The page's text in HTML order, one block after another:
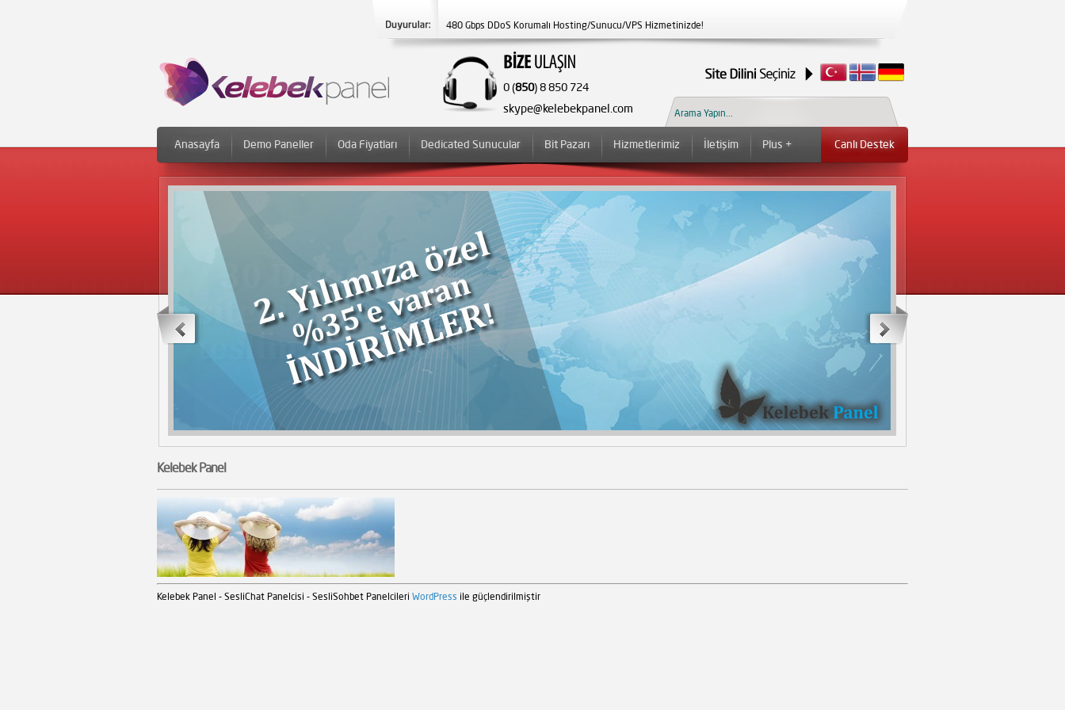
480 Gbps DDoS Korumalı Hosting/Sunucu/VPS Hizmetinizde!
Yeni Çağrı Merkezi Numaramız 7/24 Aktif! 0850 8 850 724 ;)
0 (850) 8 850 724
skype@kelebekpanel.com
Anasayfa Demo Paneller Oda Fiyatları Dedicated Sunucular Bit Pazarı Hizmetlerimiz İletişim Plus + Canlı Destek
Kelebek Panel
Kelebek Panel - SesliChat Panelcisi - SesliSohbet Panelcileri WordPress ile güçlendirilmiştir